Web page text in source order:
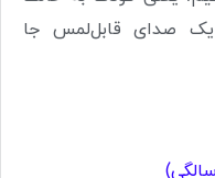
یک صدای قابل‌لمس جا